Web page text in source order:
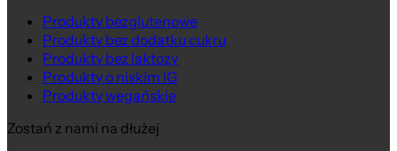
Produkty bezglutenowe
Produkty bez dodatku cukru
Produkty bez laktozy
Produkty o niskim IG
Produkty wegańskie
Zostań z nami na dłużej